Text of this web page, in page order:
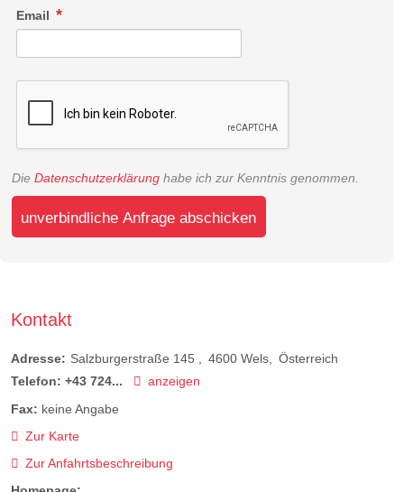
Email
Die Datenschutzerklärung habe ich zur Kenntnis genommen.
unverbindliche Anfrage abschicken
Kontakt
Adresse: Salzburgerstraße 145 4600 Wels
Österreich
Telefon: +43 724...
anzeigen
Fax: keine Angabe
Zur Karte
Zur Anfahrtsbeschreibung